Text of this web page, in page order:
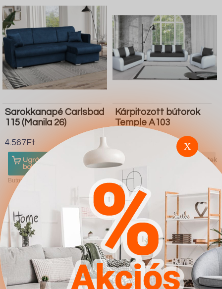
Sarokkanapé Carlsbad
115 (Manila 26)
4.567Ft
Ugrás a
boltba
Butor1.hu
Kárpitozott bútorok
Temple A103
boltba
Részletek
Butor1.hu
X